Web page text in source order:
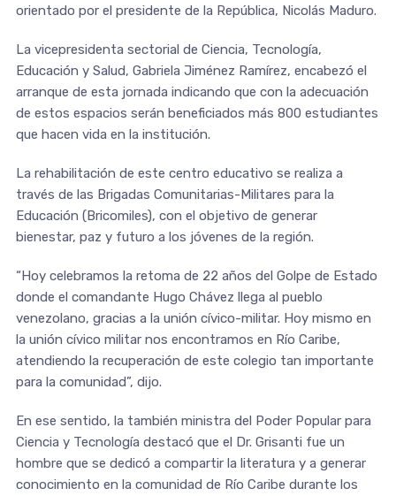
orientado por el presidente de la República, Nicolás Maduro.
La vicepresidenta sectorial de Ciencia, Tecnología,
Educación y Salud, Gabriela Jiménez Ramírez, encabezó el
arranque de esta jornada indicando que con la adecuación
de estos espacios serán beneficiados más 800 estudiantes
que hacen vida en la institución.
La rehabilitación de este centro educativo se realiza a
través de las Brigadas Comunitarias-Militares para la
Educación (Bricomiles), con el objetivo de generar
bienestar, paz y futuro a los jóvenes de la región.
“Hoy celebramos la retoma de 22 años del Golpe de Estado
donde el comandante Hugo Chávez llega al pueblo
venezolano, gracias a la unión cívico-militar. Hoy mismo en
la unión cívico militar nos encontramos en Río Caribe,
atendiendo la recuperación de este colegio tan importante
para la comunidad”, dijo.
En ese sentido, la también ministra del Poder Popular para
Ciencia y Tecnología destacó que el Dr. Grisanti fue un
hombre que se dedicó a compartir la literatura y a generar
conocimiento en la comunidad de Río Caribe durante los